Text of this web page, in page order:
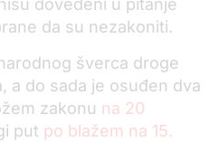
dovedeni u pitanje
da su nezakoniti.
šverca droge
a do sada je osuđen dva
zakonu na 20
put po blažem na 15.